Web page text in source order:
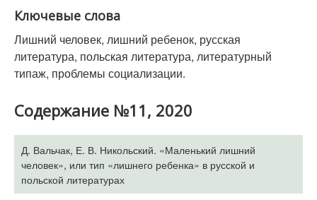
Ключевые слова
Лишний человек, лишний ребенок, русская
литература, польская литература, литературный
типаж, проблемы социализации.
Содержание №11, 2020
Д. Вальчак, Е. В. Никольский. «Маленький лишний
человек», или тип «лишнего ребенка» в русской и
польской литературах